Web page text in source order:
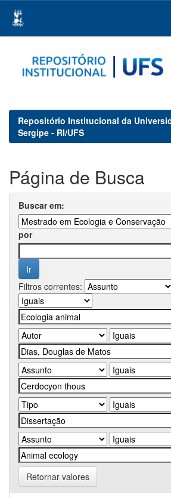
navigation
Repositório Institucional da
Sergipe - RI/UFS
Página de Busca
Buscar em:
por
Filtros correntes:
Retornar valores